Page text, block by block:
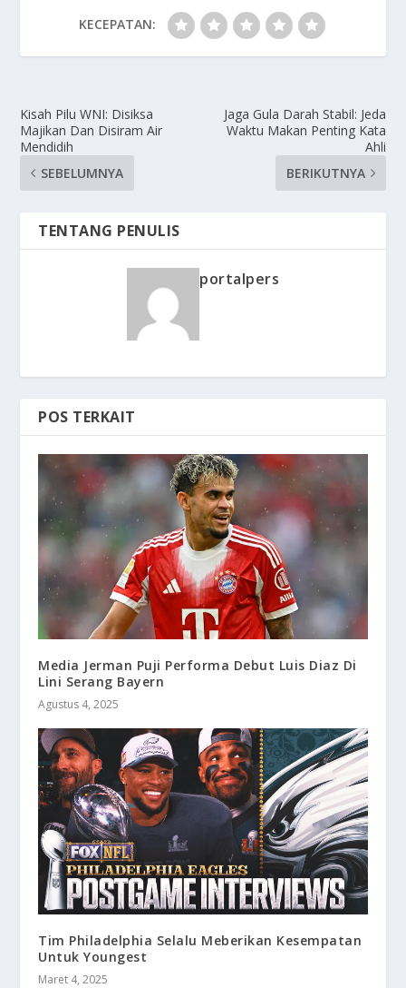
KECEPATAN:
Kisah Pilu WNI: Disiksa
Majikan Dan Disiram Air
Mendidih
SEBELUMNYA
Jaga Gula Darah Stabil: Jeda
Waktu Makan Penting Kata
Ahli
BERIKUTNYA
TENTANG PENULIS
portalpers
POS TERKAIT
Media Jerman Puji Performa Debut Luis Diaz Di
Lini Serang Bayern
Agustus 4, 2025
Tim Philadelphia Selalu Meberikan Kesempatan
Untuk Youngest
Maret 4, 2025